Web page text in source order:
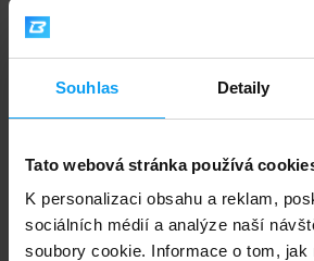
Souhlas Detaily
Tato webová stránka používá
K personalizaci obsahu a reklam,
sociálních médií a analýze naší
soubory cookie. Informace o tom, jak